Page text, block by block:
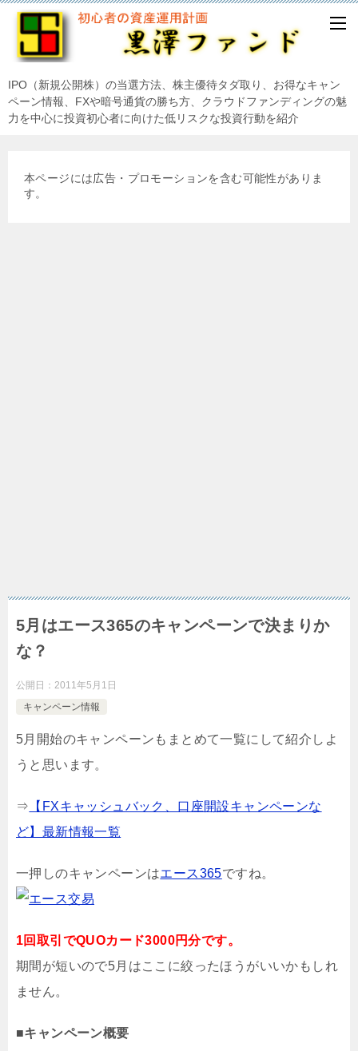
IPO（新規公開株）の当選方法、株主優待タダ取り、お得なキャン
ペーン情報、FXや暗号通貨の勝ち方、クラウドファンディングの魅
力を中心に投資初心者に向けた低リスクな投資行動を紹介
本ページには広告・プロモーションを含む可能性がありま
す。
5月はエース365のキャンペーンで決まりか
な？
公開日： 2011年5月1日
キャンペーン情報
5月開始のキャンペーンもまとめて一覧にして紹介しよ
うと思います。
⇒ 【FXキャッシュバック、口座開設キャンペーンな
ど】最新情報一覧
一押しのキャンペーンはエース365ですね。
1回取引でQUOカード3000円分です。
期間が短いので5月はここに絞ったほうがいいかもしれ
ません。
■キャンペーン概要